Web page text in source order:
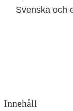
Svenska och
Innehåll